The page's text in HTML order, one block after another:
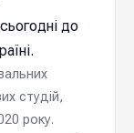
до
студій,
року.